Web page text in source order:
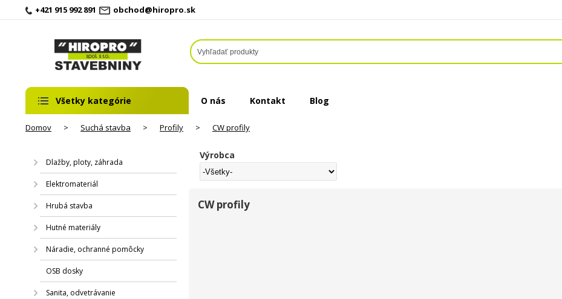
+421 915 992 891 obchod@hiropro.sk
Všetky kategórie O nás Kontakt Blog
Domov > Suchá stavba > Profily > CW profily
Dlažby, ploty, záhrada
Elektromateriál
Hrubá stavba
Hutné materiály
Náradie, ochranné pomôcky
OSB dosky
Sanita, odvetrávanie
Výrobca
CW profily